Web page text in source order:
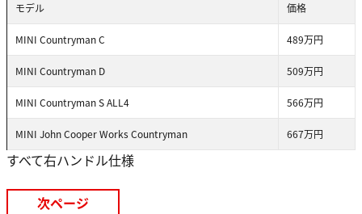
モデル 価格
MINI Countryman C 489万円
MINI Countryman D 509万円
MINI Countryman S ALL4 566万円
MINI John Cooper Works Countryman 667万円
すべて右ハンドル仕様
次ページ